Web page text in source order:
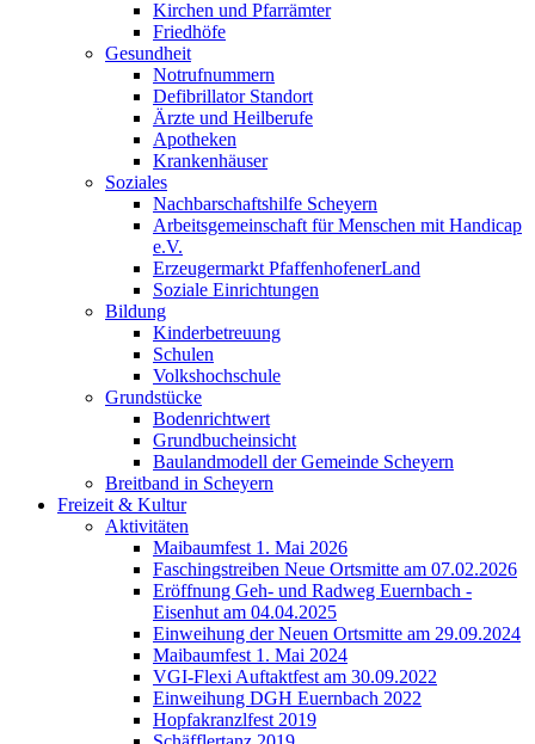
Kirchen und Pfarrämter
Friedhöfe
Gesundheit
Notrufnummern
Defibrillator Standort
Ärzte und Heilberufe
Apotheken
Krankenhäuser
Soziales
Nachbarschaftshilfe Scheyern
Arbeitsgemeinschaft für Menschen mit Handicap
e.V.
Erzeugermarkt PfaffenhofenerLand
Soziale Einrichtungen
Bildung
Kinderbetreuung
Schulen
Volkshochschule
Grundstücke
Bodenrichtwert
Grundbucheinsicht
Baulandmodell der Gemeinde Scheyern
Breitband in Scheyern
Freizeit & Kultur
Aktivitäten
Maibaumfest 1. Mai 2026
Faschingstreiben Neue Ortsmitte am 07.02.2026
Eröffnung Geh- und Radweg Euernbach -
Eisenhut am 04.04.2025
Einweihung der Neuen Ortsmitte am 29.09.2024
Maibaumfest 1. Mai 2024
VGI-Flexi Auftaktfest am 30.09.2022
Einweihung DGH Euernbach 2022
Hopfakranzlfest 2019